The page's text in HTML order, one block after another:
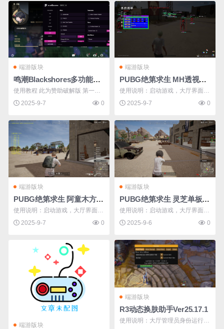
在下载后的24个小时之内，从您的
如：E:\SeasunCBJQos\Game\cbj
q\game\Game\Binaries\Win64\Ga
me.exe 3.随意输入登入即可，在
大厅勾选功能，菜单有点bug， ...
端游版块
鸣潮Blackshores多功能付费破解版v2.6.1
使用教程 此为赞助破解版 第一
步： 将文件夹里面的“BS-pr_100_
改这个文件名： 例如：C:\Wutheri
ng Waves\Wuthering Waves Gam
e\Client\Content\Paks 第二步: 将b
ypass文件夹中的三 ...
2025-9-7 0
端游版块
PUBG绝第求生 MH透视物资自瞄破解版
使用说明：启动游戏，大厅界面管
理员身份运行软件！（如软件运行
2025-9-7 0
端游版块
PUBG绝第求生 阿童木方框透视自瞄破解版
使用说明：启动游戏，大厅界面管
理员身份运行软件！（如软件运行
2025-9-7 0
端游版块
PUBG绝第求生 灵芝单板透视破解版
使用说明：启动游戏，大厅界面管
理员身份运行软件！（如软件运行
2025-9-6 0
端游版块
端游版块
R3动态换肤助手Ver25.17.1
使用说明：大厅管理员身份运行注